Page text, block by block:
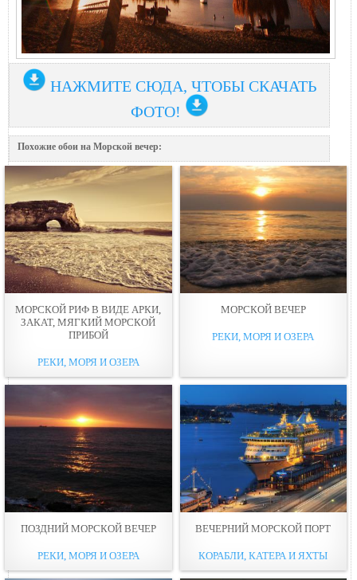
НАЖМИТЕ СЮДА, ЧТОБЫ СКАЧАТЬ
ФОТО!
Похожие обои на Морской вечер:
МОРСКОЙ РИФ В ВИДЕ АРКИ,
ЗАКАТ, МЯГКИЙ МОРСКОЙ
ПРИБОЙ
РЕКИ, МОРЯ И ОЗЕРА
МОРСКОЙ ВЕЧЕР
РЕКИ, МОРЯ И ОЗЕРА
ПОЗДНИЙ МОРСКОЙ ВЕЧЕР
РЕКИ, МОРЯ И ОЗЕРА
ВЕЧЕРНИЙ МОРСКОЙ ПOРТ
КОРАБЛИ, КАТЕРА И ЯХТЫ